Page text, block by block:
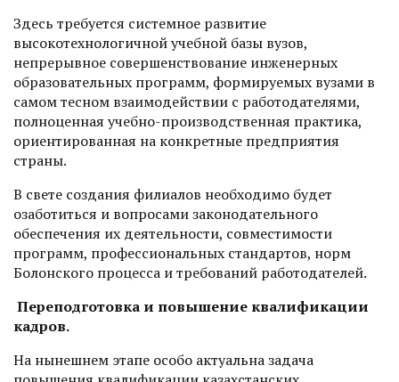
Здесь требуется системное развитие
высокотехнологичной учебной базы вузов,
непрерывное совершенствование инженерных
образовательных программ, формируемых вузами в
самом тесном взаимодействии с работодателями,
полноценная учебно-производственная практика,
ориентированная на конкретные предприятия
страны.
В свете создания филиалов необходимо будет
озаботиться и вопросами законодательного
обеспечения их деятельности, совместимости
программ, профессиональных стандартов, норм
Болонского процесса и требований работодателей.
Переподготовка и повышение квалификации
кадров.
На нынешнем этапе особо актуальна задача